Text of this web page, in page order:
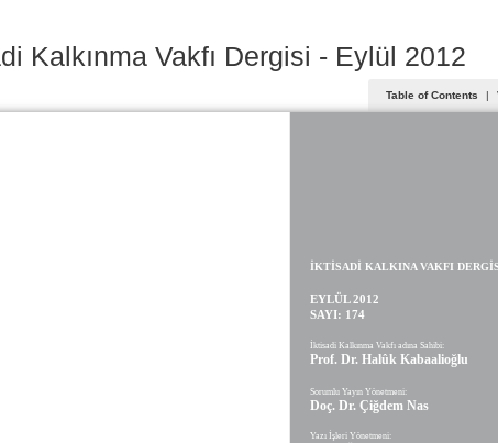
Kalkınma Vakfı Dergisi - Eylül 2012
Table of Contents |
İKTİSADİ KALKINA VAKFI
EYLÜL 2012
SAYI: 174
İktisadi Kalkınma Vakfı adına Sahibi:
Prof. Dr. Halûk Kabaalioğlu
Sorumlu Yayın Yönetmeni:
Doç. Dr. Çiğdem Nas
Yazı İşleri Yönetmeni: